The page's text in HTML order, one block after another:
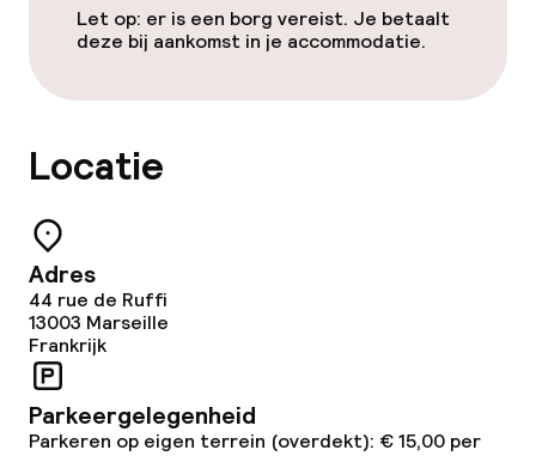
Let op: er is een borg vereist. Je betaalt
deze bij aankomst in je accommodatie.
Locatie
Adres
44 rue de Ruffi
13003 Marseille
Frankrijk
Parkeergelegenheid
Parkeren op eigen terrein (overdekt): € 15,00 per